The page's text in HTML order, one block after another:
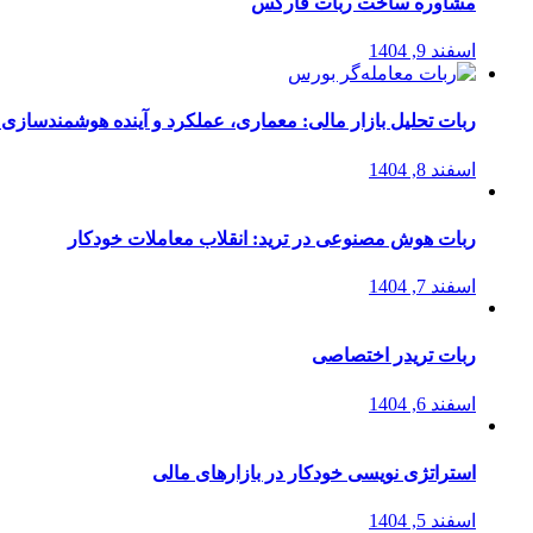
اسفند 9, 1404
ربات تحلیل بازار مالی: معماری، عملکرد و آینده
اسفند 8, 1404
ربات هوش مصنوعی در ترید: انقلاب معاملات خودکار
اسفند 7, 1404
ربات تریدر اختصاصی
اسفند 6, 1404
استراتژی‌ نویسی خودکار در بازارهای مالی
اسفند 5, 1404